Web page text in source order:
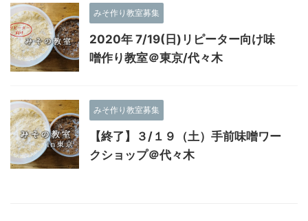
みそ作り教室募集
2020年 7/19(日)リピーター向け味
噌作り教室＠東京/代々木
みそ作り教室募集
【終了】３/１９（土）手前味噌ワー
クショップ＠代々木